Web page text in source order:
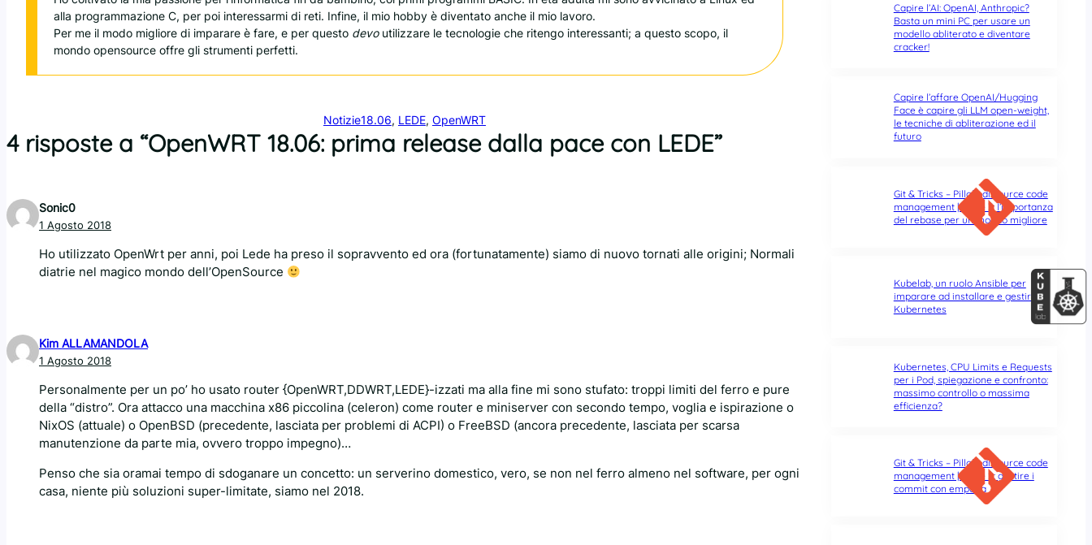
alla programmazione C, per poi interessarmi di reti. Infine, il mio hobby è diventato anche il mio lavoro.
Per me il modo migliore di imparare è fare, e per questo devoutilizzare le tecnologie che ritengo interessanti; a questo scopo, il
mondo opensource offre gli strumenti perfetti.
Notizie18.06, LEDE, OpenWRT
4 risposte a “OpenWRT 18.06: prima release dalla pace con LEDE”
Sonic0
1 Agosto 2018
Ho utilizzato OpenWrt per anni, poi Lede ha preso il sopravvento ed ora (fortunatamente) siamo di nuovo tornati alle origini; Normali
diatrie nel magico mondo dell’OpenSource
Kim ALLAMANDOLA
1 Agosto 2018
Personalmente per un po’ ho usato router {OpenWRT,DDWRT,LEDE}-izzati ma alla fine mi sono stufato: troppi limiti del ferro e pure
della “distro”. Ora attacco una macchina x86 piccolina (celeron) come router e miniserver con secondo tempo, voglia e ispirazione o
NixOS (attuale) o OpenBSD (precedente, lasciata per problemi di ACPI) o FreeBSD (ancora precedente, lasciata per scarsa
manutenzione da parte mia, ovvero troppo impegno)…
Penso che sia oramai tempo di sdoganare un concetto: un serverino domestico, vero, se non nel ferro almeno nel software, per ogni
casa, niente più soluzioni super-limitate, siamo nel 2018.
Capire l’AI: OpenAI, Anthropic?
Basta un mini PC per usare un
modello abliterato e diventare
cracker!
Capire l’affare OpenAI/Hugging
Face è capire gli LLM open-weight,
le tecniche di abliterazione ed il
futuro
Git & Tricks – Pillole di source code
management | Parte 3: l’importanza
del rebase per un mondo migliore
Kubelab, un ruolo Ansible per
imparare ad installare e gestire
Kubernetes
Kubernetes, CPU Limits e Requests
per i Pod, spiegazione e confronto:
massimo controllo o massima
efficienza?
Git & Tricks – Pillole di source code
management | Parte 2: gestire i
commit con empatia